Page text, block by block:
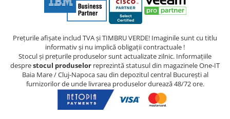
Prețurile afișate includ TVA și TIMBRU VERDE! Imaginile sunt cu titlu
informativ și nu implică obligații contractuale !
Stocul și prețurile produselor sunt actualizate zilnic. Informațiile
desprestocul produselor reprezintă statusul din magazinele One-IT
Baia Mare / Cluj-Napoca sau din depozitul central București al
furnizorilor de unde livrarea produselor durează 48/72 ore.